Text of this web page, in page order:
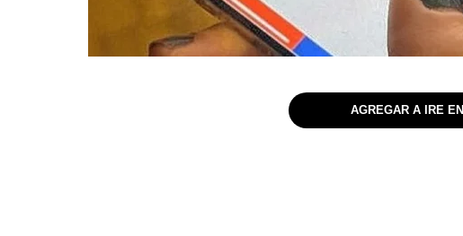
AGREGAR A IRE EN